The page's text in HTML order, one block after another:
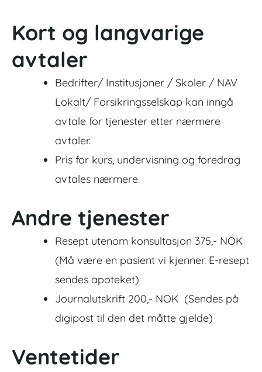
Kort og langvarige
avtaler
Bedrifter/ Institusjoner / Skoler / NAV
Lokalt/ Forsikringsselskap kan inngå
avtale for tjenester etter nærmere
avtaler.
Pris for kurs, undervisning og foredrag
avtales nærmere.
Andre tjenester
Resept utenom konsultasjon 375,- NOK
(Må være en pasient vi kjenner. E-resept
sendes apoteket)
Journalutskrift 200,- NOK (Sendes på
digipost til den det måtte gjelde)
Ventetider